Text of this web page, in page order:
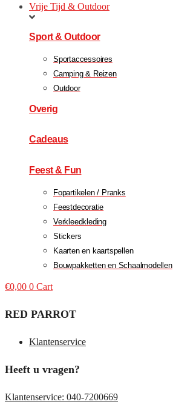
Vrije Tijd & Outdoor
Sport & Outdoor
Sportaccessoires
Camping & Reizen
Outdoor
Overig
Cadeaus
Feest & Fun
Fopartikelen / Pranks
Feestdecoratie
Verkleedkleding
Stickers
Kaarten en kaartspellen
Bouwpakketten en Schaalmodellen
€0,00 0 Cart
RED PARROT
Klantenservice
Heeft u vragen?
Klantenservice: 040-7200669